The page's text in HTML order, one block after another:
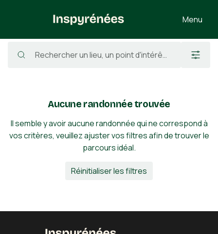
Menu
/ France / Haute-Garonne
Aucune randonnée trouvée
Il semble y avoir aucune randonnée qui ne correspond à
vos critères, veuillez ajuster vos filtres afin de trouver le
parcours idéal.
Réinitialiser les filtres